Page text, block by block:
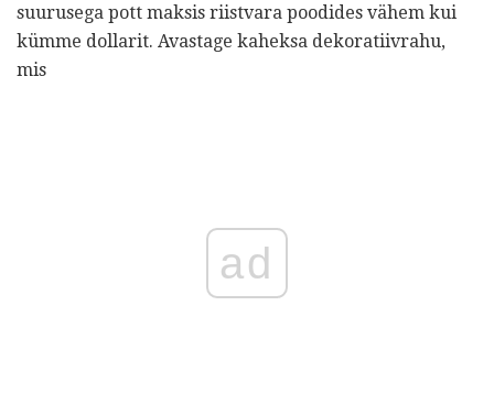
suurusega pott maksis riistvara poodides vähem kui
kümme dollarit. Avastage kaheksa dekoratiivrahu,
mis
ad